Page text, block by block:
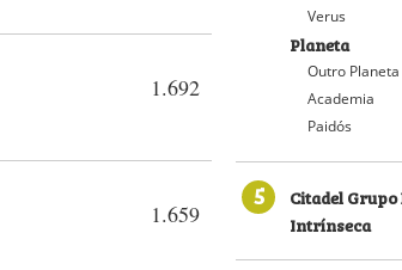
1.692
1.659
Verus
Planeta
Outro Planeta
Academia
Paidós
5
Citadel
Intrínseca